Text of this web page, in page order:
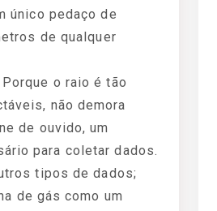
único pedaço de
de qualquer
o raio é tão
não demora
de ouvido, um
para coletar dados.
tipos de dados;
de gás como um